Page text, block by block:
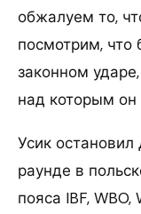
обжалуем то,
посмотрим, что
законном
над которым он
Усик
раунде в
пояса IBF,